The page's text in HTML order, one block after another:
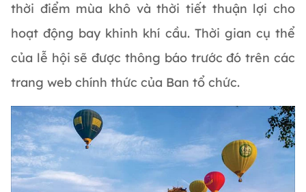
thời điểm mùa khô và thời tiết thuận lợi cho
hoạt động bay khinh khí cầu. Thời gian cụ thể
của lễ hội sẽ được thông báo trước đó trên các
trang web chính thức của Ban tổ chức.